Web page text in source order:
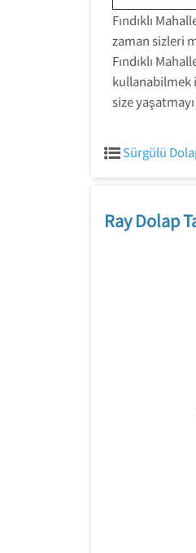
Fındıklı
zaman sizleri
Fındıklı
kullanabilmek
size
Sürgülü
Ray Dolap